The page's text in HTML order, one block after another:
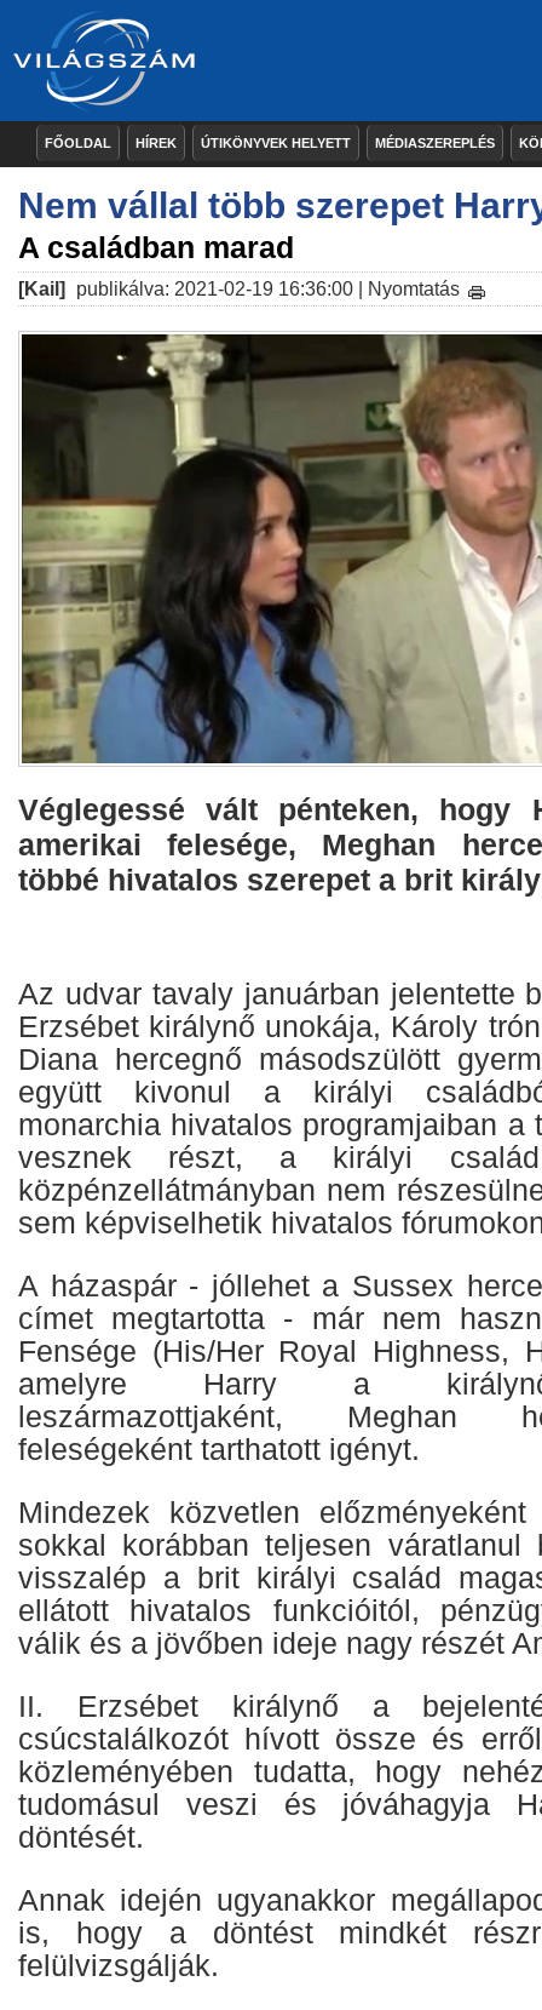
FŐOLDAL HÍREK ÚTIKÖNYVEK HELYETT MÉDIASZEREPLÉS
Nem vállal több szerepet
A családban marad
[Kail] publikálva: 2021-02-19 16:36:00 | Nyomtatás
Véglegessé vált pénteken, hogy
amerikai felesége, Meghan
többé hivatalos szerepet a brit
Az udvar tavaly januárban jelentette
Erzsébet királynő unokája, Károly
Diana hercegnő másodszülött
együtt kivonul a királyi
monarchia hivatalos programjaiban a
vesznek részt, a királyi
közpénzellátmányban nem
sem képviselhetik hivatalos
A házaspár - jóllehet a Sussex
címet megtartotta - már nem
Fensége (His/Her Royal Highness,
amelyre Harry a
leszármazottjaként, Meghan
feleségeként tarthatott igényt.
Mindezek közvetlen
sokkal korábban teljesen váratlanul
visszalép a brit királyi család
ellátott hivatalos funkcióitól,
válik és a jövőben ideje nagy részét
II. Erzsébet királynő a
csúcstalálkozót hívott össze és
közleményében tudatta, hogy
tudomásul veszi és jóváhagyja
döntését.
Annak idején ugyanakkor
is, hogy a döntést mindkét
felülvizsgálják.